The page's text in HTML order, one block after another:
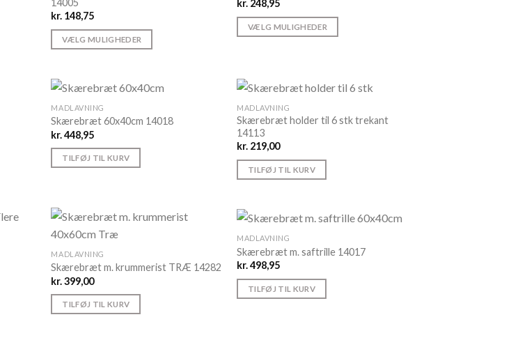
kr. 148,75
VÆLG MULIGHEDER
har
flere
varianter.
Mulighederne
kan
vælges
kr. 248,95
VÆLG MULIGHEDER
har
flere
varianter.
Mulighederne
kan
MADLAVNING
Skærebræt 60x40cm 14018
kr.448,95
TILFØJ TIL KURV
MADLAVNING
Skærebræt holder til 6 stk trekant
14113
kr. 219,00
TILFØJ TIL KURV
MADLAVNING
Skærebræt m. krummerist TRÆ 14282
kr.399,00
TILFØJ TIL KURV
MADLAVNING
Skærebræt m. saftrille 14017
kr.498,95
TILFØJ TIL KURV